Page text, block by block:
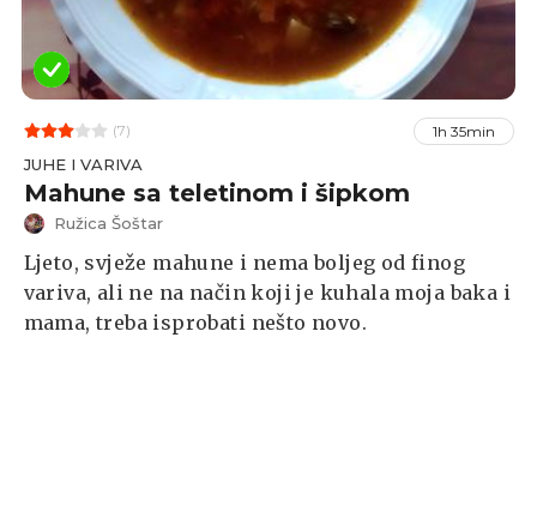
(7) 1h 35min
JUHE I VARIVA
Mahune sa teletinom i šipkom
Ružica Šoštar
Ljeto, svježe mahune i nema boljeg od finog
variva, ali ne na način koji je kuhala moja baka i
mama, treba isprobati nešto novo.